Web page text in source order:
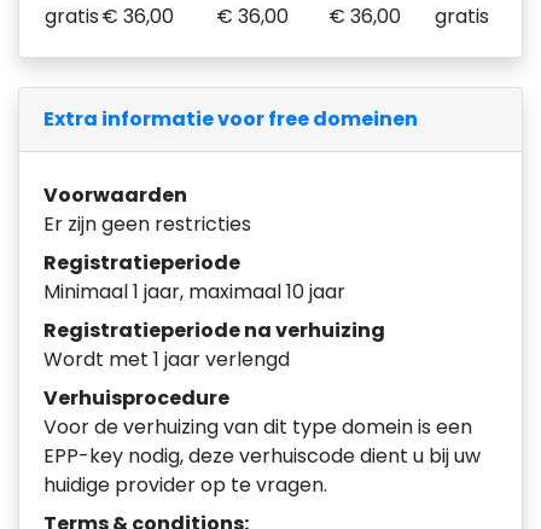
gratis€ 36,00 € 36,00 € 36,00 gratis
Extra informatie voor free domeinen
Voorwaarden
Er zijn geen restricties
Registratieperiode
Minimaal 1 jaar, maximaal 10 jaar
Registratieperiode na verhuizing
Wordt met 1 jaar verlengd
Verhuisprocedure
Voor de verhuizing van dit type domein is een
EPP-key nodig, deze verhuiscode dient u bij uw
huidige provider op te vragen.